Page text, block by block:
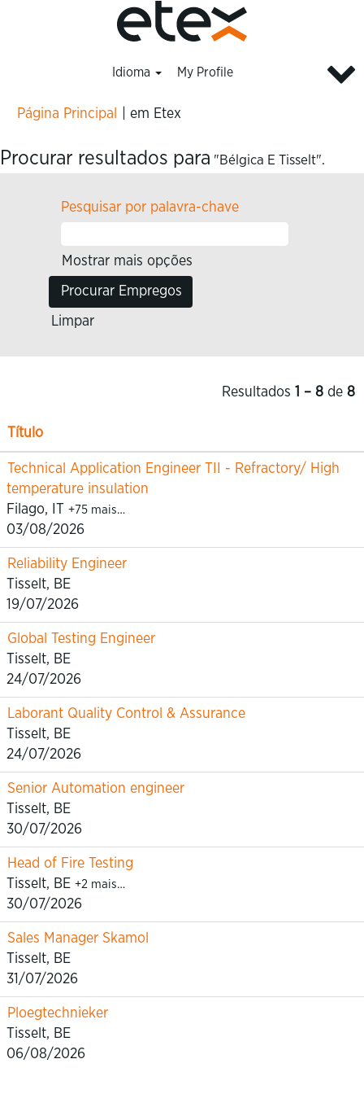
Idioma My Profile
Página Principal em Etex
Procurar resultados para "Bélgica E Tisselt".
Pesquisar por palavra-chave
Mostrar mais opções
Limpar
Resultados 1 – 8 de 8
Título
Technical Application Engineer TII - Refractory/ High
temperature insulation
Filago, IT +75 mais…
03/08/2026
Reliability Engineer
Tisselt, BE
19/07/2026
Global Testing Engineer
Tisselt, BE
24/07/2026
Laborant Quality Control & Assurance
Tisselt, BE
24/07/2026
Senior Automation engineer
Tisselt, BE
30/07/2026
Head of Fire Testing
Tisselt, BE +2 mais…
30/07/2026
Sales Manager Skamol
Tisselt, BE
31/07/2026
Ploegtechnieker
Tisselt, BE
06/08/2026